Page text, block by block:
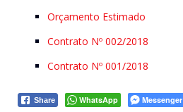
Orçamento Estimado
Contrato Nº 002/2018
Contrato Nº 001/2018
Share WhatsApp Messenger